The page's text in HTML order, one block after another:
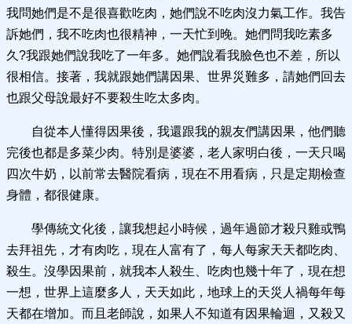
我問她們是不是很喜歡吃肉，她們說不吃肉沒力氣工作。我告
訴她們，我不吃肉也很精神，一天忙到晚。她們問我吃素多
久?我跟她們說我吃了一年多。她們說看我臉色也不差，所以
很相信。接著，我就跟她們講因果、世界災難多，請她們回去
也跟父母說最好不要殺生吃太多肉。
自從本人懂得因果後，我還跟我的親友們講因果，他們聽
完後也都是多菜少肉。特別是婆婆，老人家明白後，一天只喝
四次牛奶，以前常去醫院看病，現在不用看病，只是定期檢查
身體，都很健康。
學傳統文化後，讓我想起小時候，過年過節才殺只雞或鴨
去拜祖先，才有肉吃，現在人富有了，每人每家天天都吃肉、
殺生。沒學因果前，就我本人殺生、吃肉也幾十年了，現在想
一想，世界上這麼多人，天天如此，地球上的天災人禍每年每
天都在增加。而且老師說，如果人不知道有因果輪迴，又殺又